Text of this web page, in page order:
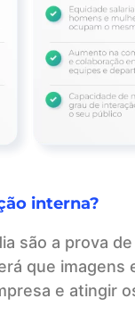
interna?
são a prova
que imagens
e atingir